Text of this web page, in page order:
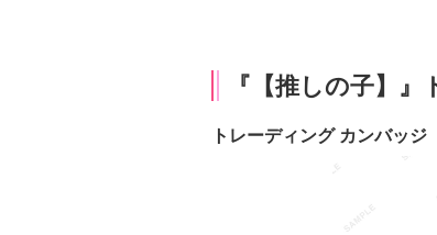
『【推しの子】
トレーディング カンバッジ